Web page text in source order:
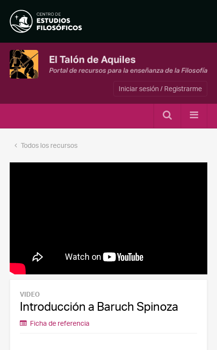
Iniciar sesión / Registrarme
Todos los recursos
VIDEO
Introducción a Baruch Spinoza
Ficha de referencia